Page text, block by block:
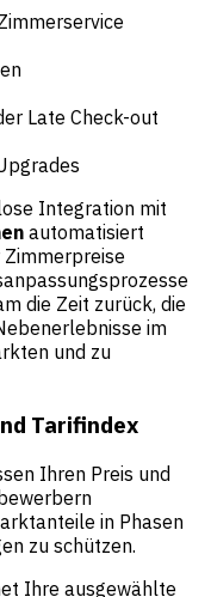
Late Check-out
Integration mit
automatisiert
Zimmerpreise
die Zeit zurück, die
im
und zu
Tarifindex
Ihren Preis und
in Phasen
zu schützen.
Ihre ausgewählte